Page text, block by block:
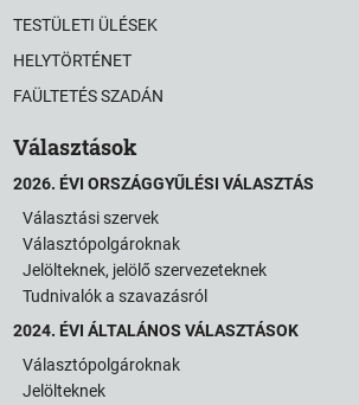
TESTÜLETI ÜLÉSEK
HELYTÖRTÉNET
FAÜLTETÉS SZADÁN
Választások
2026. ÉVI ORSZÁGGYŰLÉSI VÁLASZTÁS
Választási szervek
Választópolgároknak
Jelölteknek, jelölő szervezeteknek
Tudnivalók a szavazásról
2024. ÉVI ÁLTALÁNOS VÁLASZTÁSOK
Választópolgároknak
Jelölteknek